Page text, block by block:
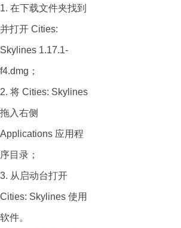
Cities: Skylines Mac
中文版允许玩家扮演
市长，负责建设和管
理自己的城市。玩家
可以从零开始创建一
个城市，决定城市的
规划、道路、建筑
物、公共服务、税收
等方方面面。游戏着
重于城市规划、基础
设施建设和市民满意
1. 在下载文件夹找到
并打开 Cities:
Skylines 1.17.1-
f4.dmg；
2. 将 Cities: Skylines
拖入右侧
Applications 应用程
序目录；
3. 从启动台打开
Cities: Skylines 使用
软件。